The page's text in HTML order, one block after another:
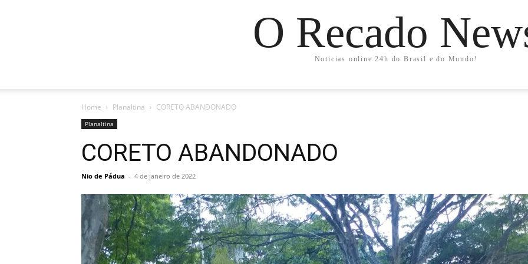
O Recado
Noticias online 24h do Brasil e do Mundo!
Home Planaltina CORETO ABANDONADO
Planaltina
CORETO ABANDONADO
Nio de Pádua - 4 de janeiro de 2022